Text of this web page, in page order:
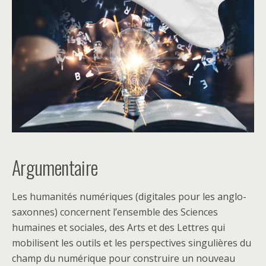
Argumentaire
Les humanités numériques (digitales pour les anglo-
saxonnes) concernent l’ensemble des Sciences
humaines et sociales, des Arts et des Lettres qui
mobilisent les outils et les perspectives singulières du
champ du numérique pour construire un nouveau